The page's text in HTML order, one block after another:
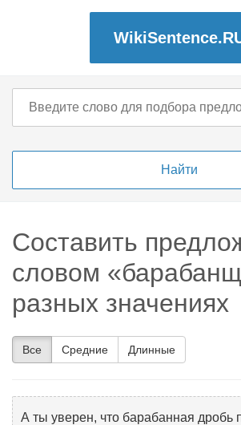
Составить
словом
разных значениях
Все Средние Длинные
А ты уверен, что барабанная дробь